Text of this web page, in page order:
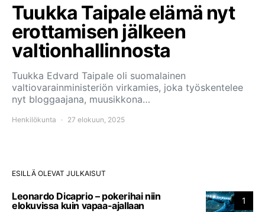
Tuukka Taipale elämä nyt
erottamisen jälkeen
valtionhallinnosta
Tuukka Edvard Taipale oli suomalainen
valtiovarainministeriön virkamies, joka työskentelee
nyt bloggaajana, muusikkona…
Henkilökunta 27 elokuun, 2025
ESILLÄ OLEVAT JULKAISUT
1
Leonardo Dicaprio – pokerihai niin
elokuvissa kuin vapaa-ajallaan